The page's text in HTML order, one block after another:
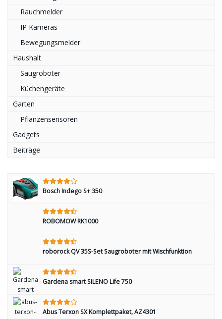
Rauchmelder
IP Kameras
Bewegungsmelder
Haushalt
Saugroboter
Küchengeräte
Garten
Pflanzensensoren
Gadgets
Beiträge
Bosch Indego S+ 350
ROBOMOW RK1000
roborock QV 35S-Set Saugroboter mit Wischfunktion
Gardena smart SILENO Life 750
Abus Terxon SX Komplettpaket, AZ4301